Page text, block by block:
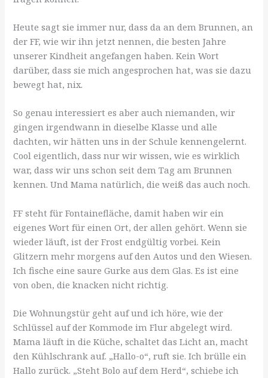
Heute sagt sie immer nur, dass da an dem Brunnen, an
der FF, wie wir ihn jetzt nennen, die besten Jahre
unserer Kindheit angefangen haben. Kein Wort
darüber, dass sie mich angesprochen hat, was sie dazu
bewegt hat, nix.
So genau interessiert es aber auch niemanden, wir
gingen irgendwann in dieselbe Klasse und alle
dachten, wir hätten uns in der Schule kennengelernt.
Cool eigentlich, dass nur wir wissen, wie es wirklich
war, dass wir uns schon seit dem Tag am Brunnen
kennen. Und Mama natürlich, die weiß das auch noch.
FF steht für Fontainefläche, damit haben wir ein
eigenes Wort für einen Ort, der allen gehört. Wenn sie
wieder läuft, ist der Frost endgültig vorbei. Kein
Glitzern mehr morgens auf den Autos und den Wiesen.
Ich fische eine saure Gurke aus dem Glas. Es ist eine
von oben, die knacken nicht richtig.
Die Wohnungstür geht auf und ich höre, wie der
Schlüssel auf der Kommode im Flur abgelegt wird.
Mama läuft in die Küche, schaltet das Licht an, macht
den Kühlschrank auf. „Hallo-o“, ruft sie. Ich brülle ein
Hallo zurück. „Steht Bolo auf dem Herd“, schiebe ich